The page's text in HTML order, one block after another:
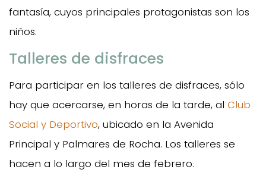
fantasía, cuyos principales protagonistas son los
niños.
Talleres de disfraces
Para participar en los talleres de disfraces, sólo
hay que acercarse, en horas de la tarde, al Club
Social y Deportivo, ubicado en la Avenida
Principal y Palmares de Rocha. Los talleres se
hacen a lo largo del mes de febrero.